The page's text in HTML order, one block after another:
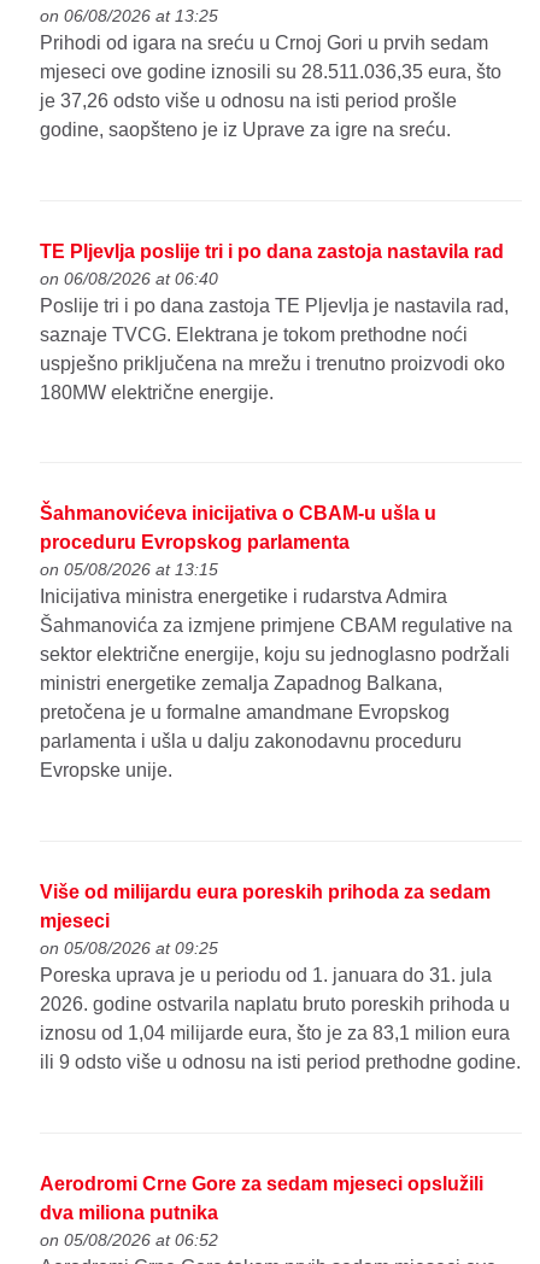
on 06/08/2026 at 13:25
Prihodi od igara na sreću u Crnoj Gori u prvih sedam
mjeseci ove godine iznosili su 28.511.036,35 eura, što
je 37,26 odsto više u odnosu na isti period prošle
godine, saopšteno je iz Uprave za igre na sreću.
TE Pljevlja poslije tri i po dana zastoja nastavila rad
on 06/08/2026 at 06:40
Poslije tri i po dana zastoja TE Pljevlja je nastavila rad,
saznaje TVCG. Elektrana je tokom prethodne noći
uspješno priključena na mrežu i trenutno proizvodi oko
180MW električne energije.
Šahmanovićeva inicijativa o CBAM-u ušla u
proceduru Evropskog parlamenta
on 05/08/2026 at 13:15
Inicijativa ministra energetike i rudarstva Admira
Šahmanovića za izmjene primjene CBAM regulative na
sektor električne energije, koju su jednoglasno podržali
ministri energetike zemalja Zapadnog Balkana,
pretočena je u formalne amandmane Evropskog
parlamenta i ušla u dalju zakonodavnu proceduru
Evropske unije.
Više od milijardu eura poreskih prihoda za sedam
mjeseci
on 05/08/2026 at 09:25
Poreska uprava je u periodu od 1. januara do 31. jula
2026. godine ostvarila naplatu bruto poreskih prihoda u
iznosu od 1,04 milijarde eura, što je za 83,1 milion eura
ili 9 odsto više u odnosu na isti period prethodne godine.
Aerodromi Crne Gore za sedam mjeseci opslužili
dva miliona putnika
on 05/08/2026 at 06:52